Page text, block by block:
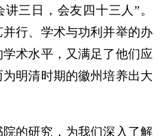
三日，会友四十三人”。
行、学术与功利并举的办
术水平，又满足了他们应
明清时期的徽州培养出大
的研究，为我们深入了解